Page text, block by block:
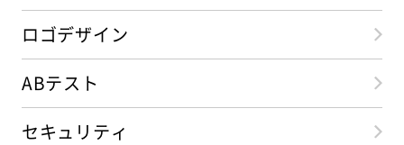
ロゴデザイン
ABテスト
セキュリティ